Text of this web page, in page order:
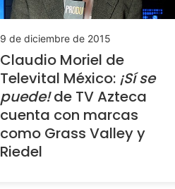
9 de diciembre de 2015
Claudio Moriel de
Televital México: ¡Sí se
puede!de TV Azteca
cuenta con marcas
como Grass Valley y
Riedel